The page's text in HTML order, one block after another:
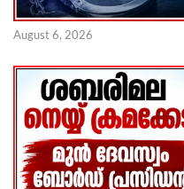
August 6, 2026